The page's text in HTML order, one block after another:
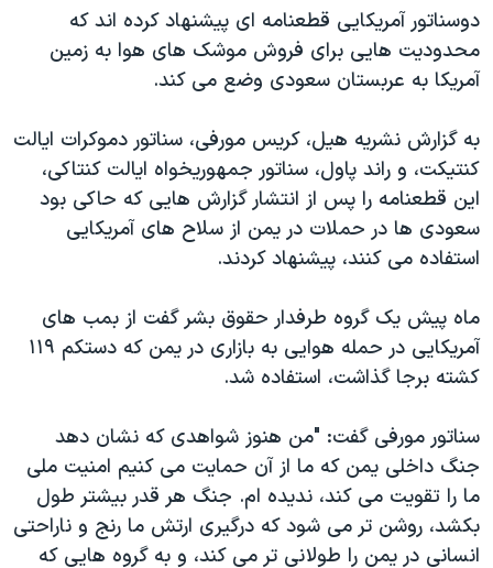
دادگاه حمید نوری
چهل سال گروگان‌گیری
قانون شفافیت دارائی کادر رهبری ایران
اعتراضات مردمی آبان ۹۸
اسرائیل در جنگ
نرگس محمدی برنده جایزه نوبل صلح
همایش محافظه‌کاران آمریکا «سی‌پک»
سفر پرزیدنت ترامپ به چین
دوسناتور آمریکایی قطعنامه ای پیشنهاد کرده اند که
محدودیت هایی برای فروش موشک های هوا به زمین
آمریکا به عربستان سعودی وضع می کند.
به گزارش نشریه هیل، کریس مورفی، سناتور دموکرات ایالت
کنتیکت، و راند پاول، سناتور جمهوریخواه ایالت کنتاکی،
این قطعنامه را پس از انتشار گزارش هایی که حاکی بود
سعودی ها در حملات در یمن از سلاح های آمریکایی
استفاده می کنند، پیشنهاد کردند.
ماه پیش یک گروه طرفدار حقوق بشر گفت از بمب های
آمریکایی در حمله هوایی به بازاری در یمن که دستکم ۱۱۹
کشته برجا گذاشت، استفاده شد.
سناتور مورفی گفت: "من هنوز شواهدی که نشان دهد
جنگ داخلی یمن که ما از آن حمایت می کنیم امنیت ملی
ما را تقویت می کند، ندیده ام. جنگ هر قدر بیشتر طول
بکشد، روشن تر می شود که درگیری ارتش ما رنج و ناراحتی
انسانی در یمن را طولانی تر می کند، و به گروه هایی که